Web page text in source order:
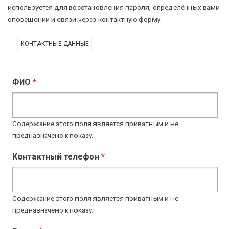
используется для восстановления пароля, определённых вами
оповещений и связи через контактную форму.
КОНТАКТНЫЕ ДАННЫЕ
ФИО *
Содержание этого поля является приватным и не
предназначено к показу.
Контактный телефон *
Содержание этого поля является приватным и не
предназначено к показу.